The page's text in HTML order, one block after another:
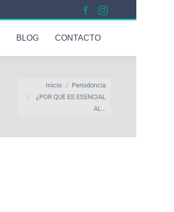
BLOG CONTACTO
Inicio
Periodoncia
¿POR QUE ES ESENCIAL
AL…